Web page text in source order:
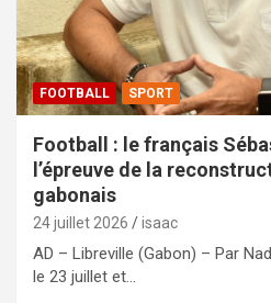
FOOTBALL SPORT
Football : le français
l’épreuve de la
gabonais
24 juillet 2026 isaac
AD – Libreville (Gabon) – Par
le 23 juillet et…